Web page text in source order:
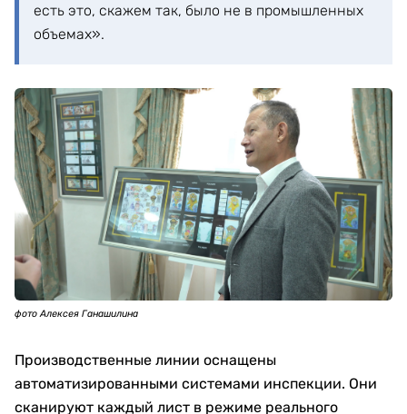
есть это, скажем так, было не в промышленных
объемах».
фото Алексея Ганашилина
Производственные линии оснащены
автоматизированными системами инспекции. Они
сканируют каждый лист в режиме реального